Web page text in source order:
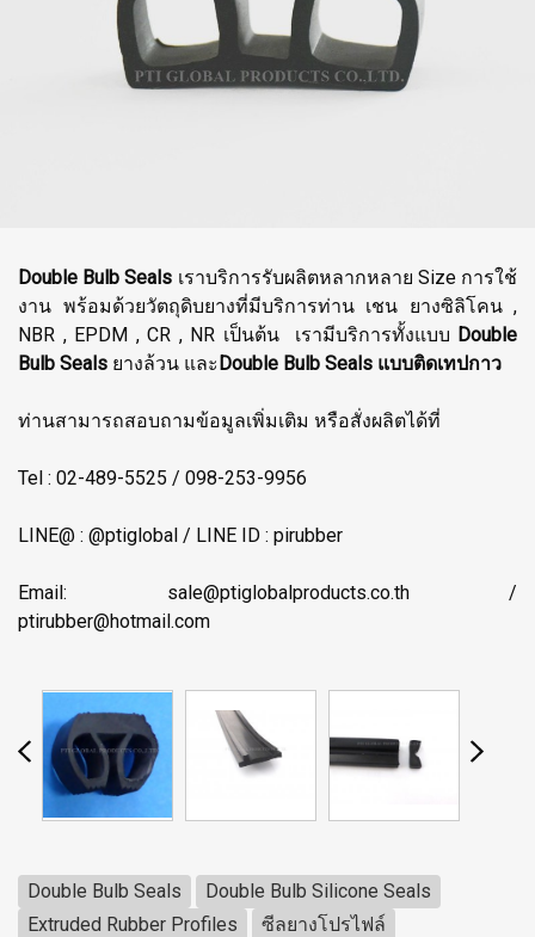
Double Bulb Seals เราบริการรับผลิตหลากหลาย Size การใช้
งาน พร้อมด้วยวัตถุดิบยางที่มีบริการท่าน เชน ยางซิลิโคน ,
NBR , EPDM , CR , NR เป็นต้น เรามีบริการทั้งแบบ Double
Bulb Seals ยางล้วน และDouble Bulb Seals แบบติดเทปกาว
ท่านสามารถสอบถามข้อมูลเพิ่มเติม หรือสั่งผลิตได้ที่
Tel : 02-489-5525 / 098-253-9956
LINE@ : @ptiglobal / LINE ID : pirubber
Email: sale@ptiglobalproducts.co.th /
ptirubber@hotmail.com
Double Bulb Seals
Double Bulb Silicone Seals
Extruded Rubber Profiles
ซีลยางโปรไฟล์